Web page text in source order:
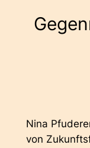
Nina
von